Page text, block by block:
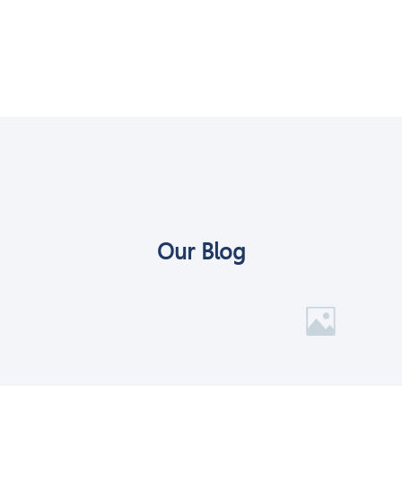
Our Blog